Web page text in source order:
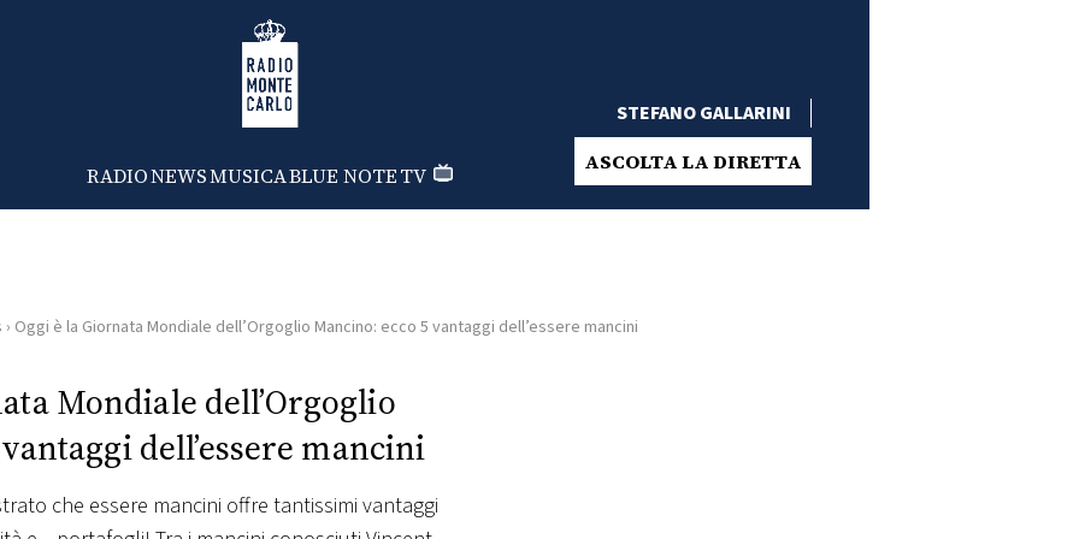
Radio Monte Carlo
RADIONEWSMUSICABLUE NOTETV
STEFANO GALLARINI
ASCOLTA LA DIRETTA
› Oggi è la Giornata Mondiale dell’Orgoglio Mancino: ecco 5 vantaggi dell’essere mancini
Mondiale dell’Orgoglio
dell’essere mancini
che essere mancini offre tantissimi vantaggi